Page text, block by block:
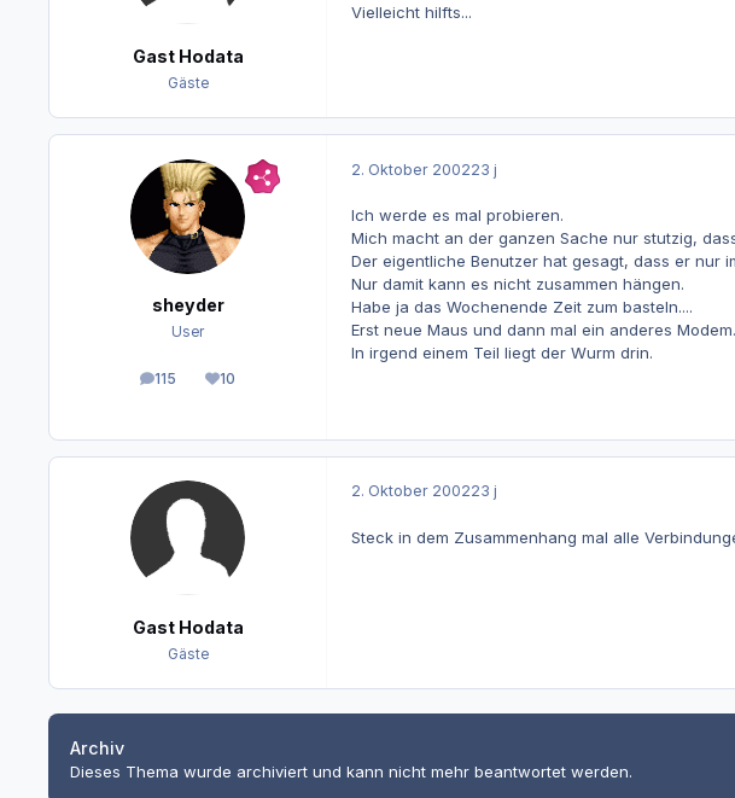
Gast Hodata
Gäste
Vielleicht hilfts...
sheyder
User
115
Beiträge10
Reputation
2. Oktober 200223 j
Ich werde es mal probieren.
Mich macht an der ganzen Sache nur stutzig,
Der eigentliche Benutzer hat gesagt, dass er nur
Nur damit kann es nicht zusammen hängen.
Habe ja das Wochenende Zeit zum basteln....
Erst neue Maus und dann mal ein anderes
In irgend einem Teil liegt der Wurm drin.
Gast Hodata
Gäste
2. Oktober 200223 j
Steck in dem Zusammenhang mal alle
Archiv
Dieses Thema wurde archiviert und kann nicht mehr beantwortet werden.